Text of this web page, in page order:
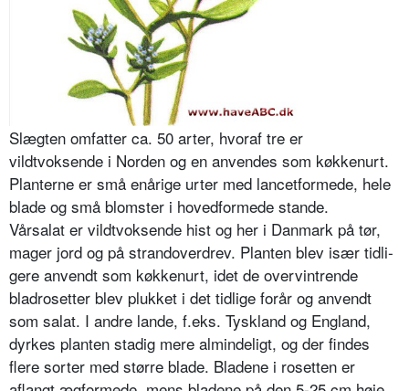
Slægten omfatter ca. 50 arter, hvoraf tre er
vildtvoksende i Norden og en anvendes som køkkenurt.
Planterne er små enårige urter med lancetformede, hele
blade og små blomster i hovedfor­mede stande.
Vårsalat er vildtvoksende hist og her i Danmark på tør,
mager jord og på strandoverdrev. Planten blev især tidli­
gere anvendt som køkkenurt, idet de overvintrende
bladrosetter blev pluk­ket i det tidlige forår og anvendt
som salat. I andre lande, f.eks. Tyskland og England,
dyrkes planten stadig mere almindeligt, og der findes
flere sorter med større blade. Bladene i rosetten er